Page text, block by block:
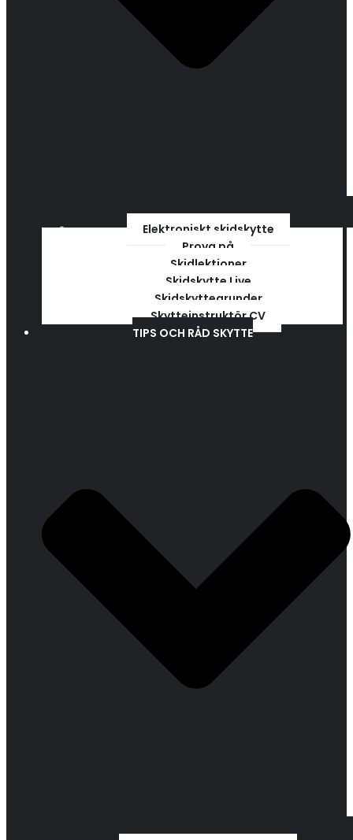
Elektroniskt skidskytte
Prova på
Skidlektioner
Skidskytte Live
Skidskyttegrunder
Skytteinstruktör CV
TIPS OCH RÅD SKYTTE